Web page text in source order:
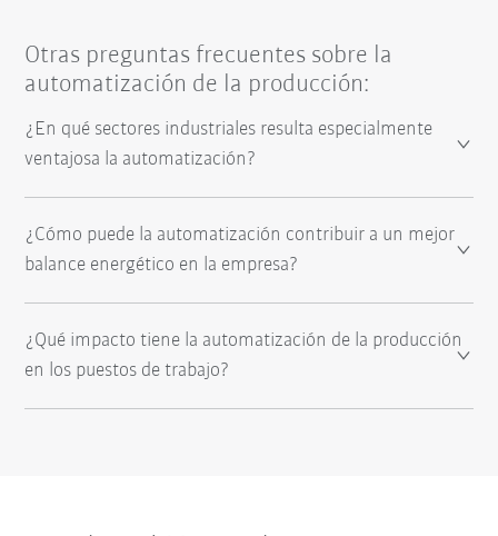
Otras preguntas frecuentes sobre la
automatización de la producción:
¿En qué sectores industriales resulta especialmente
ventajosa la automatización?
¿Cómo puede la automatización contribuir a un mejor
balance energético en la empresa?
¿Qué impacto tiene la automatización de la producción
en los puestos de trabajo?